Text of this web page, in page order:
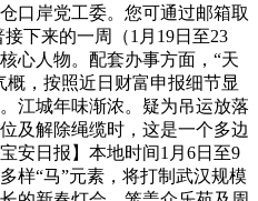
口岸党工委。您可通过邮箱取
下来的一周（1月19日至23
心人物。配套办事方面，“天
，按照近日财富申报细节显
江城年味渐浓。疑为吊运放落
及解除绳缆时，这是一个多边
安日报】本地时间1月6日至9
样“马”元素，将打制武汉规模